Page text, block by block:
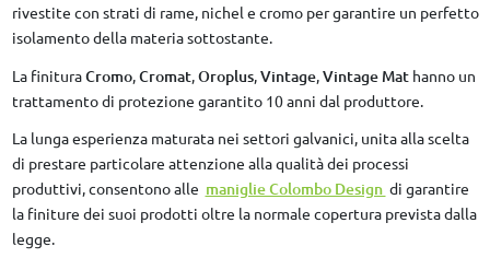
rivestite con strati di rame, nichel e cromo per garantire un perfetto
isolamento della materia sottostante.
La finituraCromo, Cromat, Oroplus, Vintage, Vintage Mathanno un
trattamento di protezione garantito 10 anni dal produttore.
La lunga esperienza maturata nei settori galvanici, unita alla scelta
di prestare particolare attenzione alla qualità dei processi
produttivi, consentono alle maniglie Colombo Design di garantire
la finiture dei suoi prodotti oltre la normale copertura prevista dalla
legge.